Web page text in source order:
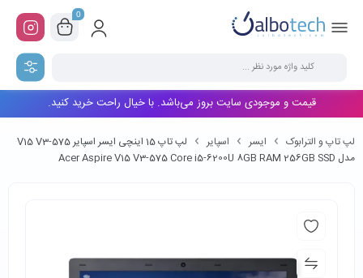
0
قیمت و موجودی سایت بروز می‌باشد. با خیال راحت خرید کنید.
لپ تاپ و الترابوک ایسر اسپایر
لپ تاپ 15 اینچی ایسر اسپایر V15 V3-575
مدل Acer Aspire V15 V3-575 Core i5-6200U 8GB RAM 256GB SSD